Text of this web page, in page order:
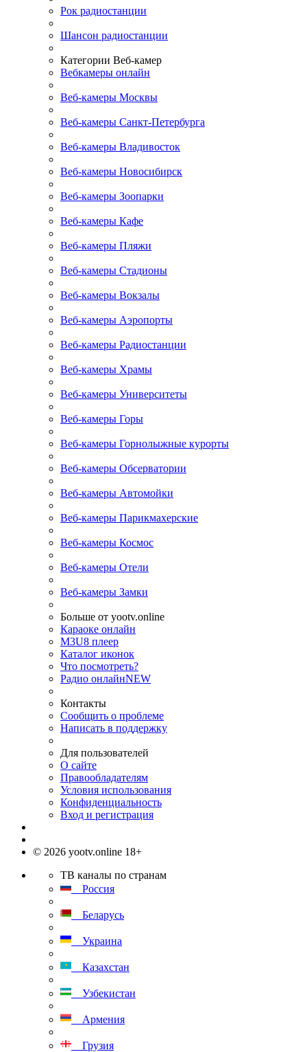
Рок радиостанции
Шансон радиостанции
Категории Веб-камер
Вебкамеры онлайн
Веб-камеры Москвы
Веб-камеры Санкт-Петербурга
Веб-камеры Владивосток
Веб-камеры Новосибирск
Веб-камеры Зоопарки
Веб-камеры Кафе
Веб-камеры Пляжи
Веб-камеры Стадионы
Веб-камеры Вокзалы
Веб-камеры Аэропорты
Веб-камеры Радиостанции
Веб-камеры Храмы
Веб-камеры Университеты
Веб-камеры Горы
Веб-камеры Горнолыжные курорты
Веб-камеры Обсерватории
Веб-камеры Автомойки
Веб-камеры Парикмахерские
Веб-камеры Космос
Веб-камеры Отели
Веб-камеры Замки
Больше от yootv.online
Караоке онлайн
M3U8 плеер
Каталог иконок
Что посмотреть?
Радио онлайнNEW
Контакты
Сообщить о проблеме
Написать в поддержку
Для пользователей
О сайте
Правообладателям
Условия использования
Конфиденциальность
Вход и регистрация
© 2026 yootv.online 18+
ТВ каналы по странам
Россия
Беларусь
Украина
Казахстан
Узбекистан
Армения
Грузия